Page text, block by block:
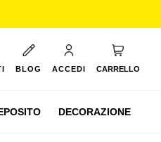
BLOG ACCEDI CARRELLO
DECORAZIONE